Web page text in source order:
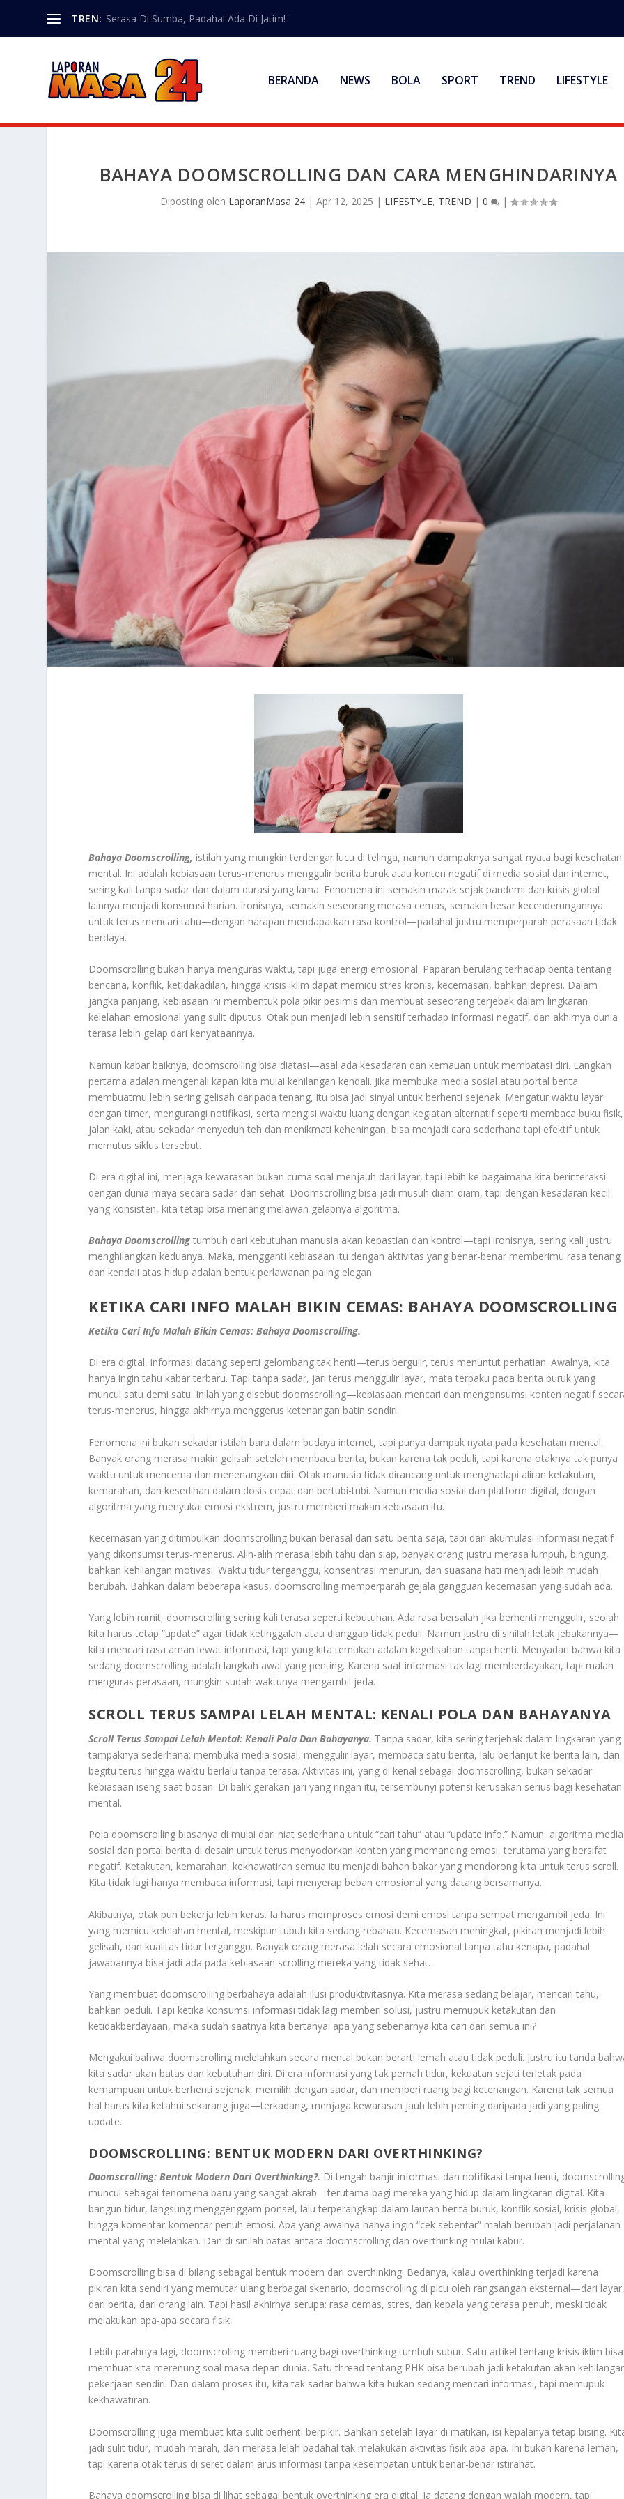
TREN: Serasa Di Sumba, Padahal Ada Di Jatim!
BERANDA NEWS BOLA SPORT TREND LIFESTYLE
BAHAYA DOOMSCROLLING DAN CARA MENGHINDARINYA
Diposting oleh LaporanMasa 24 |Apr 12, 2025 | LIFESTYLE, TREND |0 |
Bahaya Doomscrolling, istilah yang mungkin terdengar lucu di telinga, namun dampaknya sangat nyata bagi kesehatan
mental. Ini adalah kebiasaan terus-menerus menggulir berita buruk atau konten negatif di media sosial dan internet,
sering kali tanpa sadar dan dalam durasi yang lama. Fenomena ini semakin marak sejak pandemi dan krisis global
lainnya menjadi konsumsi harian. Ironisnya, semakin seseorang merasa cemas, semakin besar kecenderungannya
untuk terus mencari tahu—dengan harapan mendapatkan rasa kontrol—padahal justru memperparah perasaan tidak
berdaya.
Doomscrolling bukan hanya menguras waktu, tapi juga energi emosional. Paparan berulang terhadap berita tentang
bencana, konflik, ketidakadilan, hingga krisis iklim dapat memicu stres kronis, kecemasan, bahkan depresi. Dalam
jangka panjang, kebiasaan ini membentuk pola pikir pesimis dan membuat seseorang terjebak dalam lingkaran
kelelahan emosional yang sulit diputus. Otak pun menjadi lebih sensitif terhadap informasi negatif, dan akhirnya dunia
terasa lebih gelap dari kenyataannya.
Namun kabar baiknya, doomscrolling bisa diatasi—asal ada kesadaran dan kemauan untuk membatasi diri. Langkah
pertama adalah mengenali kapan kita mulai kehilangan kendali. Jika membuka media sosial atau portal berita
membuatmu lebih sering gelisah daripada tenang, itu bisa jadi sinyal untuk berhenti sejenak. Mengatur waktu layar
dengan timer, mengurangi notifikasi, serta mengisi waktu luang dengan kegiatan alternatif seperti membaca buku fisik,
jalan kaki, atau sekadar menyeduh teh dan menikmati keheningan, bisa menjadi cara sederhana tapi efektif untuk
memutus siklus tersebut.
Di era digital ini, menjaga kewarasan bukan cuma soal menjauh dari layar, tapi lebih ke bagaimana kita berinteraksi
dengan dunia maya secara sadar dan sehat. Doomscrolling bisa jadi musuh diam-diam, tapi dengan kesadaran kecil
yang konsisten, kita tetap bisa menang melawan gelapnya algoritma.
Bahaya Doomscrolling tumbuh dari kebutuhan manusia akan kepastian dan kontrol—tapi ironisnya, sering kali justru
menghilangkan keduanya. Maka, mengganti kebiasaan itu dengan aktivitas yang benar-benar memberimu rasa tenang
dan kendali atas hidup adalah bentuk perlawanan paling elegan.
KETIKA CARI INFO MALAH BIKIN CEMAS: BAHAYA DOOMSCROLLING
Ketika Cari Info Malah Bikin Cemas: Bahaya Doomscrolling.
Di era digital, informasi datang seperti gelombang tak henti—terus bergulir, terus menuntut perhatian. Awalnya, kita
hanya ingin tahu kabar terbaru. Tapi tanpa sadar, jari terus menggulir layar, mata terpaku pada berita buruk yang
muncul satu demi satu. Inilah yang disebut doomscrolling—kebiasaan mencari dan mengonsumsi konten negatif
terus-menerus, hingga akhirnya menggerus ketenangan batin sendiri.
Fenomena ini bukan sekadar istilah baru dalam budaya internet, tapi punya dampak nyata pada kesehatan mental.
Banyak orang merasa makin gelisah setelah membaca berita, bukan karena tak peduli, tapi karena otaknya tak punya
waktu untuk mencerna dan menenangkan diri. Otak manusia tidak dirancang untuk menghadapi aliran ketakutan,
kemarahan, dan kesedihan dalam dosis cepat dan bertubi-tubi. Namun media sosial dan platform digital, dengan
algoritma yang menyukai emosi ekstrem, justru memberi makan kebiasaan itu.
Kecemasan yang ditimbulkan doomscrolling bukan berasal dari satu berita saja, tapi dari akumulasi informasi negatif
yang dikonsumsi terus-menerus. Alih-alih merasa lebih tahu dan siap, banyak orang justru merasa lumpuh, bingung,
bahkan kehilangan motivasi. Waktu tidur terganggu, konsentrasi menurun, dan suasana hati menjadi lebih mudah
berubah. Bahkan dalam beberapa kasus, doomscrolling memperparah gejala gangguan kecemasan yang sudah ada.
Yang lebih rumit, doomscrolling sering kali terasa seperti kebutuhan. Ada rasa bersalah jika berhenti menggulir, seolah
kita harus tetap “update” agar tidak ketinggalan atau dianggap tidak peduli. Namun justru di sinilah letak jebakannya—
kita mencari rasa aman lewat informasi, tapi yang kita temukan adalah kegelisahan tanpa henti. Menyadari bahwa kita
sedang doomscrolling adalah langkah awal yang penting. Karena saat informasi tak lagi memberdayakan, tapi malah
menguras perasaan, mungkin sudah waktunya mengambil jeda.
SCROLL TERUS SAMPAI LELAH MENTAL: KENALI POLA DAN BAHAYANYA
Scroll Terus Sampai Lelah Mental: Kenali Pola Dan Bahayanya. Tanpa sadar, kita sering terjebak dalam lingkaran yang
tampaknya sederhana: membuka media sosial, menggulir layar, membaca satu berita, lalu berlanjut ke berita lain, dan
begitu terus hingga waktu berlalu tanpa terasa. Aktivitas ini, yang di kenal sebagai doomscrolling, bukan sekadar
kebiasaan iseng saat bosan. Di balik gerakan jari yang ringan itu, tersembunyi potensi kerusakan serius bagi kesehatan
mental.
Pola doomscrolling biasanya di mulai dari niat sederhana untuk “cari tahu” atau “update info.” Namun, algoritma media
sosial dan portal berita di desain untuk terus menyodorkan konten yang memancing emosi, terutama yang bersifat
negatif. Ketakutan, kemarahan, kekhawatiran semua itu menjadi bahan bakar yang mendorong kita untuk terus scroll.
Kita tidak lagi hanya membaca informasi, tapi menyerap beban emosional yang datang bersamanya.
Akibatnya, otak pun bekerja lebih keras. Ia harus memproses emosi demi emosi tanpa sempat mengambil jeda. Ini
yang memicu kelelahan mental, meskipun tubuh kita sedang rebahan. Kecemasan meningkat, pikiran menjadi lebih
gelisah, dan kualitas tidur terganggu. Banyak orang merasa lelah secara emosional tanpa tahu kenapa, padahal
jawabannya bisa jadi ada pada kebiasaan scrolling mereka yang tidak sehat.
Yang membuat doomscrolling berbahaya adalah ilusi produktivitasnya. Kita merasa sedang belajar, mencari tahu,
bahkan peduli. Tapi ketika konsumsi informasi tidak lagi memberi solusi, justru memupuk ketakutan dan
ketidakberdayaan, maka sudah saatnya kita bertanya: apa yang sebenarnya kita cari dari semua ini?
Mengakui bahwa doomscrolling melelahkan secara mental bukan berarti lemah atau tidak peduli. Justru itu tanda
kita sadar akan batas dan kebutuhan diri. Di era informasi yang tak pernah tidur, kekuatan sejati terletak pada
kemampuan untuk berhenti sejenak, memilih dengan sadar, dan memberi ruang bagi ketenangan. Karena tak semua
hal harus kita ketahui sekarang juga—terkadang, menjaga kewarasan jauh lebih penting daripada jadi yang paling
update.
DOOMSCROLLING: BENTUK MODERN DARI OVERTHINKING?
Doomscrolling: Bentuk Modern Dari Overthinking?. Di tengah banjir informasi dan notifikasi tanpa henti,
muncul sebagai fenomena baru yang sangat akrab—terutama bagi mereka yang hidup dalam lingkaran digital. Kita
bangun tidur, langsung menggenggam ponsel, lalu terperangkap dalam lautan berita buruk, konflik sosial, krisis global,
hingga komentar-komentar penuh emosi. Apa yang awalnya hanya ingin “cek sebentar” malah berubah jadi perjalanan
mental yang melelahkan. Dan di sinilah batas antara doomscrolling dan overthinking mulai kabur.
Doomscrolling bisa di bilang sebagai bentuk modern dari overthinking. Bedanya, kalau overthinking terjadi karena
pikiran kita sendiri yang memutar ulang berbagai skenario, doomscrolling di picu oleh rangsangan eksternal—dari
dari berita, dari orang lain. Tapi hasil akhirnya serupa: rasa cemas, stres, dan kepala yang terasa penuh, meski tidak
melakukan apa-apa secara fisik.
Lebih parahnya lagi, doomscrolling memberi ruang bagi overthinking tumbuh subur. Satu artikel tentang krisis iklim bisa
membuat kita merenung soal masa depan dunia. Satu thread tentang PHK bisa berubah jadi ketakutan akan
pekerjaan sendiri. Dan dalam proses itu, kita tak sadar bahwa kita bukan sedang mencari informasi, tapi memupuk
kekhawatiran.
Doomscrolling juga membuat kita sulit berhenti berpikir. Bahkan setelah layar di matikan, isi kepalanya tetap bising.
jadi sulit tidur, mudah marah, dan merasa lelah padahal tak melakukan aktivitas fisik apa-apa. Ini bukan karena lemah,
tapi karena otak terus di seret dalam arus informasi tanpa kesempatan untuk benar-benar istirahat.
Bahaya doomscrolling bisa di lihat sebagai bentuk overthinking era digital. Ia datang dengan wajah modern, tapi